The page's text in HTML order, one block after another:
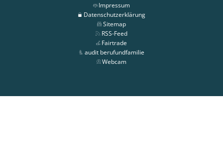
Impressum
Datenschutzerklärung
Sitemap
RSS-Feed
Fairtrade
audit berufundfamilie
Webcam